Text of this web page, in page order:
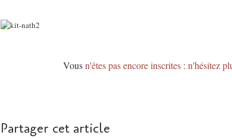
Vousn'êtes pas encore inscrites : n'hésitez
Partager cet article